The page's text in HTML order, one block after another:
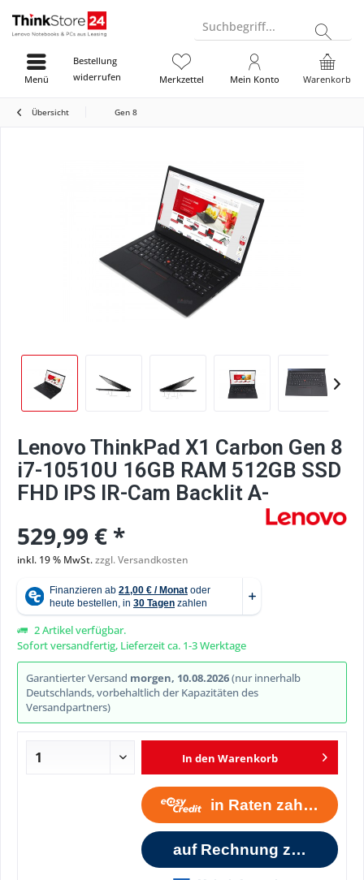
Suchbegriff...
Bestellung
widerrufen
Warenkorb
Merkzettel Mein Konto
Menü
Übersicht Gen 8
Lenovo ThinkPad X1 Carbon Gen 8
i7-10510U 16GB RAM 512GB SSD
FHD IPS IR-Cam Backlit A-
529,99 € *
inkl. 19 % MwSt.zzgl. Versandkosten
2 Artikel verfügbar.
Sofort versandfertig, Lieferzeit ca. 1-3 Werktage
Garantierter Versand morgen, 10.08.2026(nur innerhalb
Deutschlands, vorbehaltlich der Kapazitäten des
Versandpartners)
In den Warenkorb